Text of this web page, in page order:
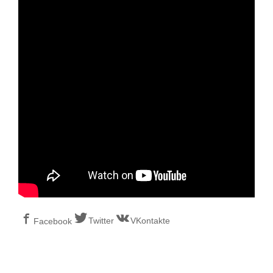
Facebook Twitter VKontakte